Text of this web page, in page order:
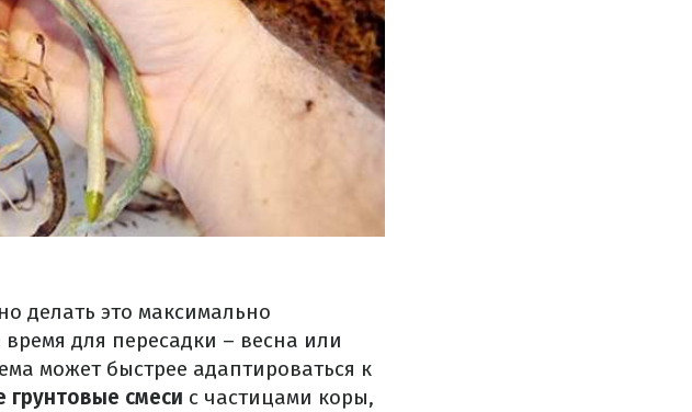
делать это максимально
для пересадки – весна или
может быстрее адаптироваться к
грунтовые смеси с частицами коры,